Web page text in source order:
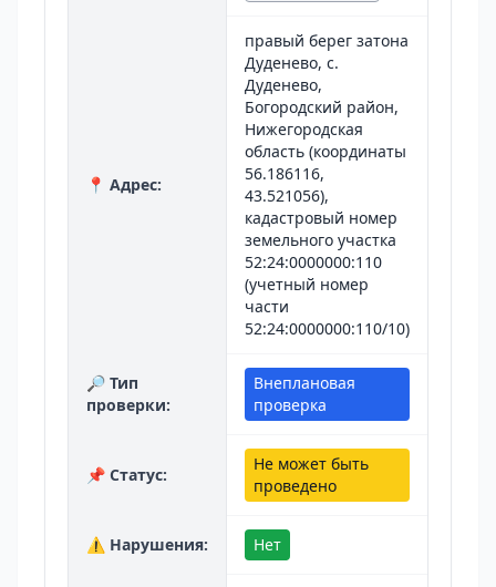
📍 Адрес:
правый берег затона
Дуденево, с.
Дуденево,
Богородский район,
Нижегородская
область (координаты
56.186116,
43.521056),
кадастровый номер
земельного участка
52:24:0000000:110
(учетный номер
части
52:24:0000000:110/10)
🔎 Тип
проверки:
Внеплановая
проверка
📌 Статус:
Не может быть
проведено
⚠️ Нарушения: Нет